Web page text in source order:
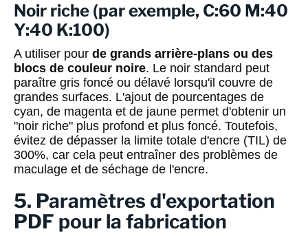
Noir riche (par exemple, C:60 M:40
Y:40 K:100)
A utiliser pour de grands arrière-plans ou des
blocs de couleur noire. Le noir standard peut
paraître gris foncé ou délavé lorsqu'il couvre de
grandes surfaces. L'ajout de pourcentages de
cyan, de magenta et de jaune permet d'obtenir un
"noir riche" plus profond et plus foncé. Toutefois,
évitez de dépasser la limite totale d'encre (TIL) de
300%, car cela peut entraîner des problèmes de
maculage et de séchage de l'encre.
5. Paramètres d'exportation
PDF pour la fabrication